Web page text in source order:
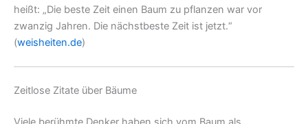
heißt: „Die beste Zeit einen Baum zu pflanzen war vor
zwanzig Jahren. Die nächstbeste Zeit ist jetzt.“
(weisheiten.de)
Zeitlose Zitate über Bäume